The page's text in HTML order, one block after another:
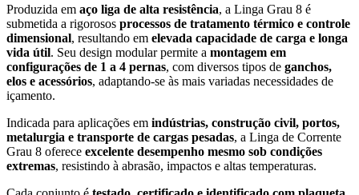
Produzida em aço liga de alta resistência, a Linga Grau 8 é
submetida a rigorosos processos de tratamento térmico e controle
dimensional, resultando em elevada capacidade de carga e longa
vida útil. Seu design modular permite a montagem em
configurações de 1 a 4 pernas, com diversos tipos de ganchos,
elos e acessórios, adaptando-se às mais variadas necessidades de
içamento.
Indicada para aplicações em indústrias, construção civil, portos,
metalurgia e transporte de cargas pesadas, a Linga de Corrente
Grau 8 oferece excelente desempenho mesmo sob condições
extremas, resistindo à abrasão, impactos e altas temperaturas.